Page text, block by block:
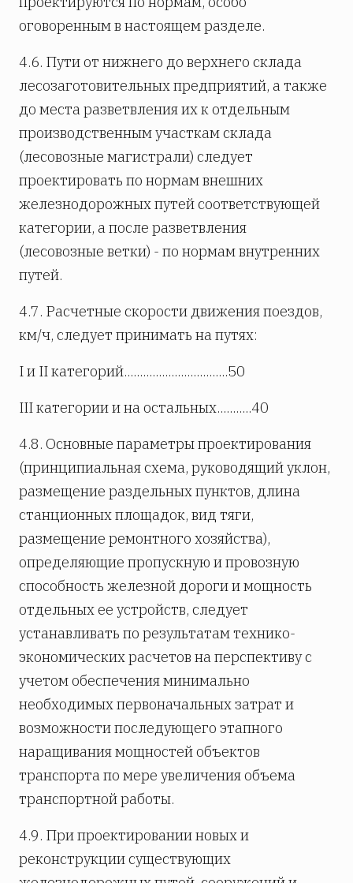
оговоренным в настоящем разделе.
4.6. Пути от нижнего до верхнего склада
лесозаготовительных предприятий, а также
до места разветвления их к отдельным
производственным участкам склада
(лесовозные магистрали) следует
проектировать по нормам внешних
железнодорожных путей соответствующей
категории, а после разветвления
(лесовозные ветки) - по нормам внутренних
путей.
4.7. Расчетные скорости движения поездов,
км/ч, следует принимать на путях:
I и II категорий.................................50
III категории и на остальных...........40
4.8. Основные параметры проектирования
(принципиальная схема, руководящий уклон,
размещение раздельных пунктов, длина
станционных площадок, вид тяги,
размещение ремонтного хозяйства),
определяющие пропускную и провозную
способность железной дороги и мощность
отдельных ее устройств, следует
устанавливать по результатам технико-
экономических расчетов на перспективу с
учетом обеспечения минимально
необходимых первоначальных затрат и
возможности последующего этапного
наращивания мощностей объектов
транспорта по мере увеличения объема
транспортной работы.
4.9. При проектировании новых и
реконструкции существующих